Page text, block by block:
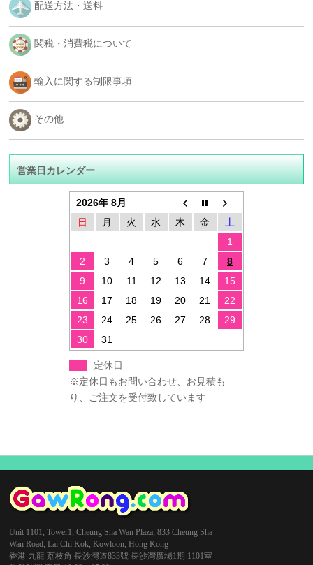
配送方法・送料
関税・消費税について
輸入に関する制限事項
その他
営業日カレンダー
2026年 8月
日
月 火 水 木 金
土
1
2
3 4 5 6 7
8
9
10 11 12 13 14
15
16
17 18 19 20 21
22
23
24 25 26 27 28
29
30
31
定休日
※定休日もお問い合わせ、お見積も
り、ご注文を受付致しています
Unit 1101, Tower1, Cheung Sha Wan Plaza, 833 Cheung Sha
Wan Road, Lai Chi Kok, Kowloon, Hong Kong
香港 九龍 荔枝角 長沙灣道833號 長沙灣廣場1期 1101室